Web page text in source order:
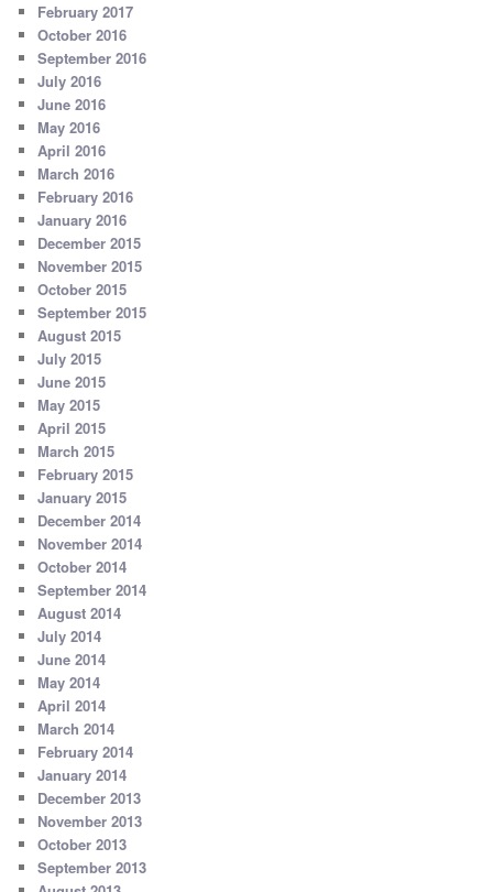
February 2017
October 2016
September 2016
July 2016
June 2016
May 2016
April 2016
March 2016
February 2016
January 2016
December 2015
November 2015
October 2015
September 2015
August 2015
July 2015
June 2015
May 2015
April 2015
March 2015
February 2015
January 2015
December 2014
November 2014
October 2014
September 2014
August 2014
July 2014
June 2014
May 2014
April 2014
March 2014
February 2014
January 2014
December 2013
November 2013
October 2013
September 2013